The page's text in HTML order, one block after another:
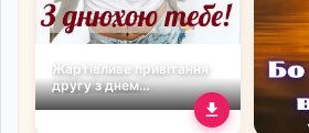
Жартівливе привітання
другу з днем
народження